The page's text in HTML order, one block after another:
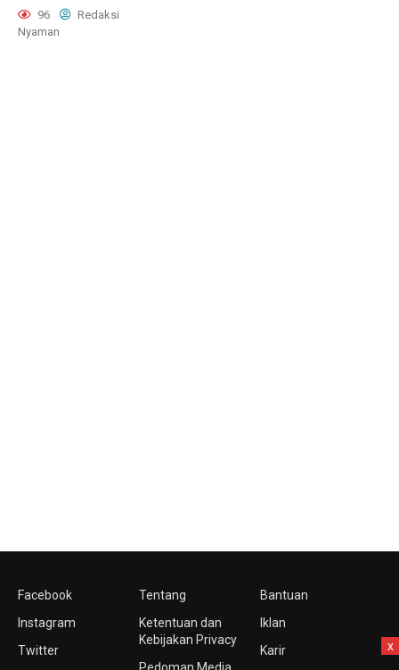
96
Redaksi
Nyaman
Facebook
Instagram
Twitter
Tentang
Ketentuan dan
Kebijakan Privacy
Bantuan
Iklan
Karir
x